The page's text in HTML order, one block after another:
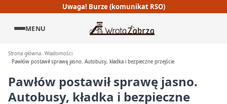
Uwaga! Burze (komunikat RSO)
MENU
Strona główna Wiadomości
Pawłów postawił sprawę jasno. Autobusy, kładka i bezpieczne przejście
Pawłów postawił sprawę jasno.
Autobusy, kładka i bezpieczne